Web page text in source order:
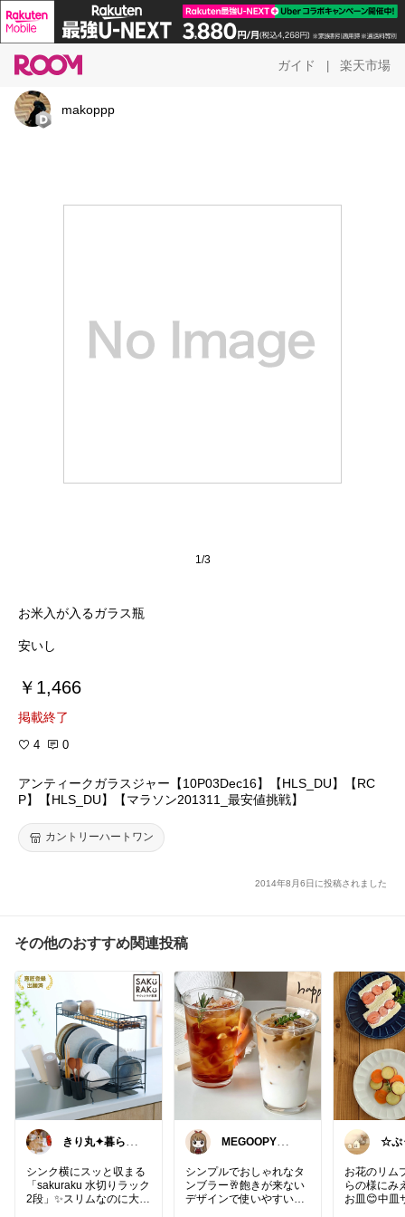
ガイド 楽天市場
makoppp
1/3
お米入が入るガラス瓶
安いし
￥1,466
掲載終了
4 0
アンティークガラスジャー【10P03Dec16】【HLS_DU】【RC
P】【HLS_DU】【マラソン201311_最安値挑戦】
カントリーハートワン
2014年8月6日に投稿されました
その他のおすすめ関連投稿
きり丸✦暮らし
セレクト🐇
シンク横にスッと収まる
「sakuraku 水切りラック
2段」✨スリムなのに大容
MEGOOPY🏆 L
シンプルでおしゃれなタ
ンブラー🥂飽きが来ない
デザインで使いやすい❣️
☆ぷ
お花のリム
らの様にみ
お皿😊中皿